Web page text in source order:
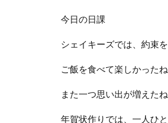
今日の日課
シェイキーズでは、約束
ご飯を食べて楽しかったね
また一つ思い出が増えたね
年賀状作りでは、一人ひ